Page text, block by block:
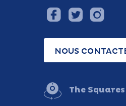
NOUS
The